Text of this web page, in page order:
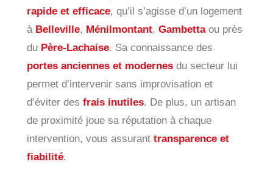
rapide et efficace, qu’il s’agisse d’un logement
à Belleville, Ménilmontant, Gambettaou près
du Père-Lachaise. Sa connaissance des
portes anciennes et modernesdu secteur lui
permet d’intervenir sans improvisation et
d’éviter des frais inutiles. De plus, un artisan
de proximité joue sa réputation à chaque
intervention, vous assurant transparence et
fiabilité.